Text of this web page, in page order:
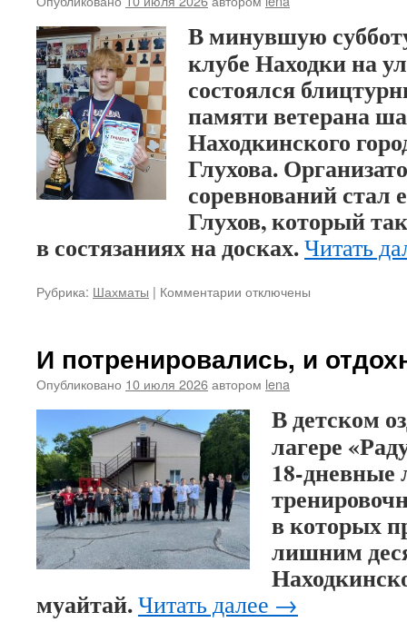
турниру
В минувшую
клубе Находки на
состоялся
памяти ветерана
Находкинского
Глухова.
соревнований стал
Глухов, который
в состязаниях на досках.Читать
Рубрика: Шахматы | Комментарии к
–
снова
отключены
И потренировались, и
Опубликовано 10 июля 2026автором lena
В детском
лагере
18-дневные
в которых
лишним
муайтай.Читать далее →